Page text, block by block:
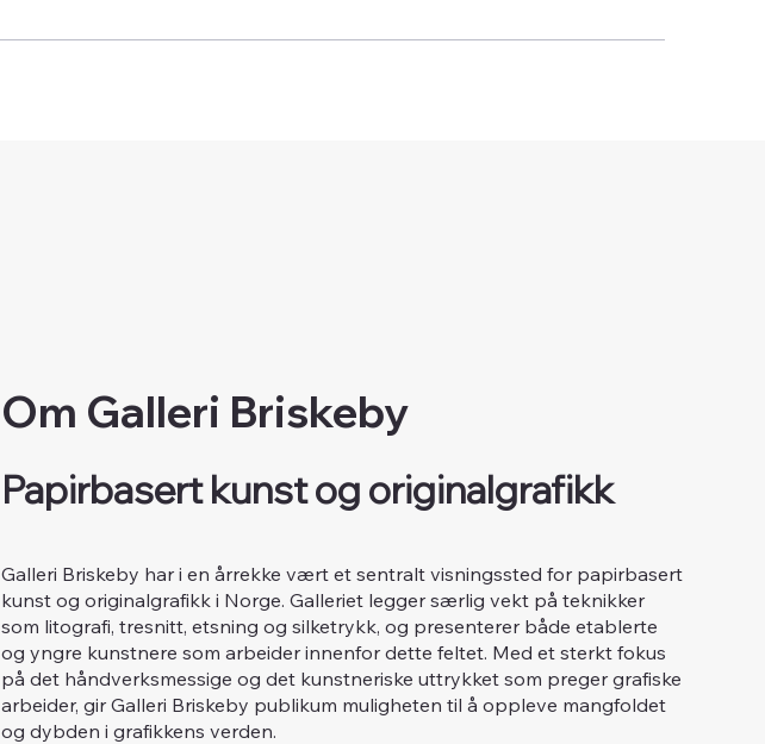
Om Galleri Briskeby
Papirbasert kunst og originalgrafikk
Galleri Briskeby har i en årrekke vært et sentralt visningssted for papirbasert
kunst og originalgrafikk i Norge. Galleriet legger særlig vekt på teknikker
som litografi, tresnitt, etsning og silketrykk, og presenterer både etablerte
og yngre kunstnere som arbeider innenfor dette feltet. Med et sterkt fokus
på det håndverksmessige og det kunstneriske uttrykket som preger grafiske
arbeider, gir Galleri Briskeby publikum muligheten til å oppleve mangfoldet
og dybden i grafikkens verden.